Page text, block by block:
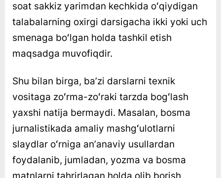
soat sakkiz yarimdan kechkida oʻqiydigan
talabalarning oxirgi darsigacha ikki yoki uch
smenaga boʻlgan holda tashkil etish
maqsadga muvofiqdir.
Shu bilan birga, baʼzi darslarni texnik
vositaga zoʻrma-zoʻraki tarzda bogʻlash
yaxshi natija bermaydi. Masalan, bosma
jurnalistikada amaliy mashgʻulotlarni
slaydlar oʻrniga anʼanaviy usullardan
foydalanib, jumladan, yozma va bosma